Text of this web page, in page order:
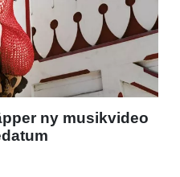
ny musikvideo